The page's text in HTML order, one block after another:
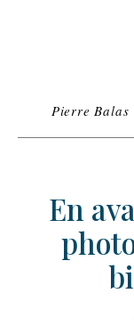
Pierre Balas
En